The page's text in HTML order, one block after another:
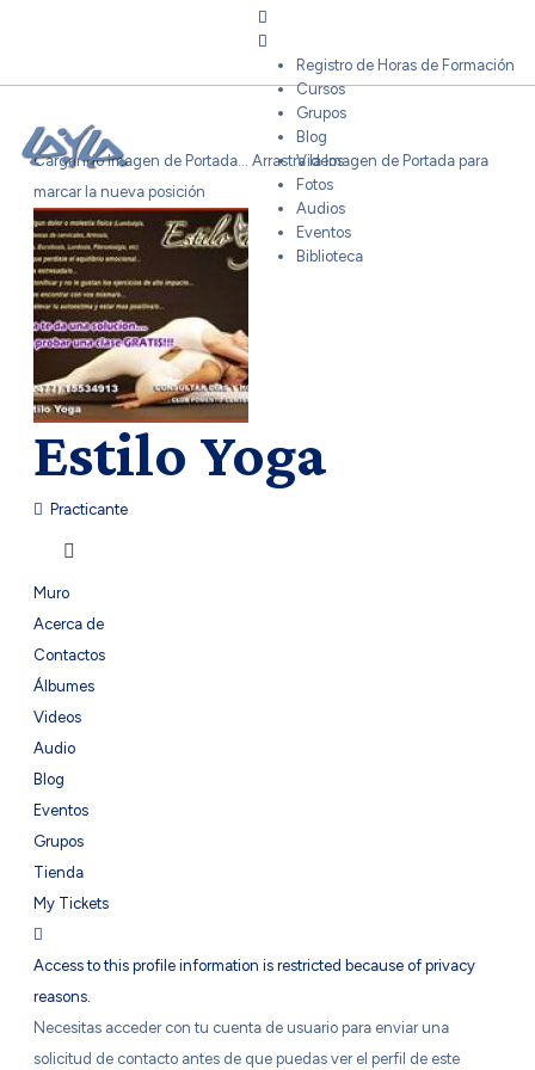
Registro de Horas de Formación
Cursos
Grupos
Blog
Videos
Fotos
Audios
Eventos
Biblioteca
Cargando Imagen de Portada... Arrastra la Imagen de Portada para
marcar la nueva posición
Estilo Yoga
Practicante
Muro
Acerca de
Contactos
Álbumes
Videos
Audio
Blog
Eventos
Grupos
Tienda
My Tickets
Access to this profile information is restricted because of privacy
reasons.
Necesitas acceder con tu cuenta de usuario para enviar una
solicitud de contacto antes de que puedas ver el perfil de este